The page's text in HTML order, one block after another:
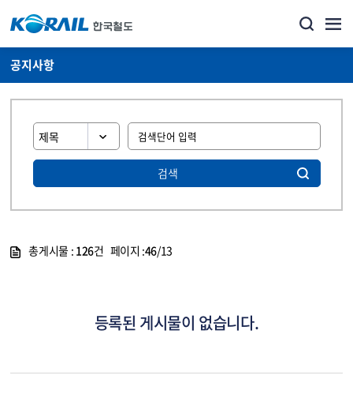
공지사항
검색
총게시물 : 126건 페이지 :46/13
등록된 게시물이 없습니다.